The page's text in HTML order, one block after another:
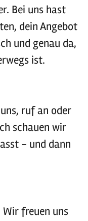
Bei uns hast
dein Angebot
und genau da,
ist.
ruf an oder
schauen wir
- und dann
Wir freuen uns